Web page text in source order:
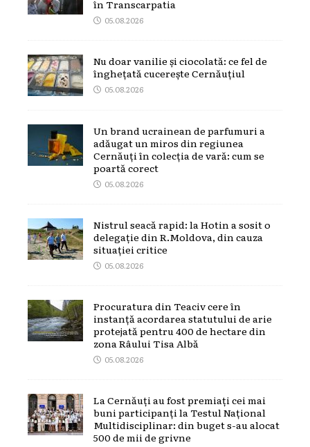
în Transcarpatia
05.08.2026
Nu doar vanilie și ciocolată: ce fel de
înghețată cucerește Cernăuțiul
05.08.2026
Un brand ucrainean de parfumuri a
adăugat un miros din regiunea
Cernăuți în colecția de vară: cum se
poartă corect
05.08.2026
Nistrul seacă rapid: la Hotin a sosit o
delegație din R.Moldova, din cauza
situației critice
05.08.2026
Procuratura din Teaciv cere în
instanță acordarea statutului de arie
protejată pentru 400 de hectare din
zona Râului Tisa Albă
05.08.2026
La Cernăuți au fost premiați cei mai
buni participanți la Testul Național
Multidisciplinar: din buget s-au alocat
500 de mii de grivne